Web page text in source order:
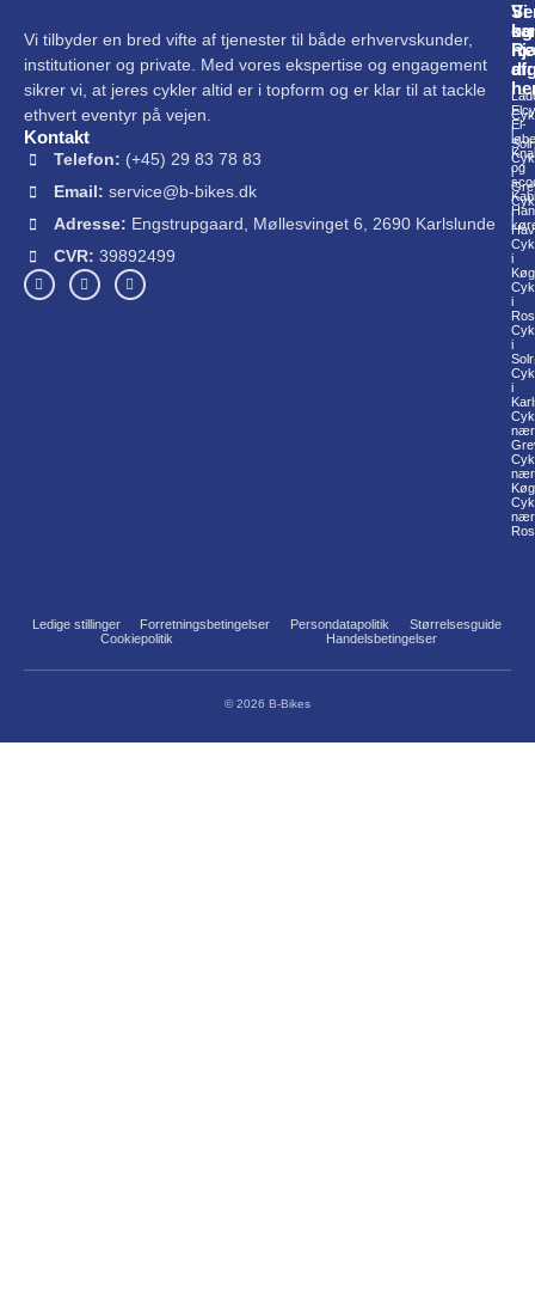
Vi tilbyder en bred vifte af tjenester til både erhvervskunder,
institutioner og private. Med vores ekspertise og engagement
sikrer vi, at jeres cykler altid er i topform og er klar til at tackle
ethvert eventyr på vejen.
Kontakt
Telefon: (+45) 29 83 78 83
Email: service@b-bikes.dk
Adresse: Engstrupgaard, Møllesvinget 6, 2690 Karlslunde
CVR: 39892499
Vi
i
i
i
i
i
i
i
nær
nær
nær
og
af:
El-
og
Ledige stillinger Forretningsbetingelser Persondatapolitik
Størrelsesguide
Cookiepolitik
Handelsbetingelser
© 2026 B-Bikes